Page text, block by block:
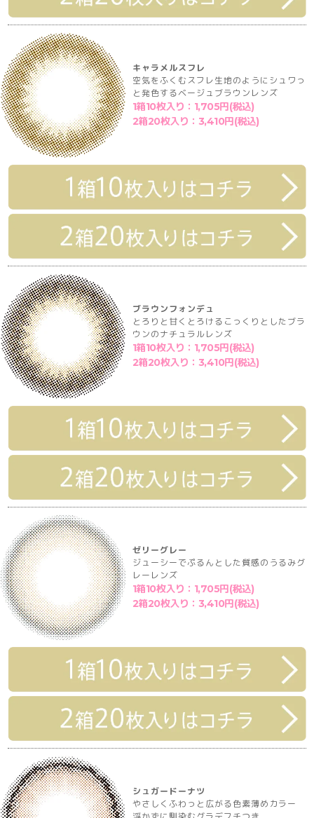
キャラメルスフレ
空気をふくむスフレ生地のようにシュワっ
と発色するベージュブラウンレンズ
1箱10枚入り：1,705円(税込)
2箱20枚入り：3,410円(税込)
ブラウンフォンデュ
とろりと甘くとろけるこっくりとしたブラ
ウンのナチュラルレンズ
1箱10枚入り：1,705円(税込)
2箱20枚入り：3,410円(税込)
ゼリーグレー
ジューシーでぷるんとした質感のうるみグ
レーレンズ
1箱10枚入り：1,705円(税込)
2箱20枚入り：3,410円(税込)
シュガードーナツ
やさしくふわっと広がる色素薄めカラー